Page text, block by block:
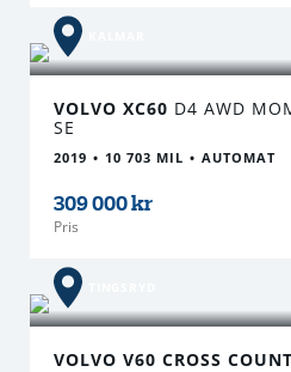
VOLVO XC60 D4 AWD
SE
2019 10 703 MIL AUTOMAT
309 000 kr
Pris
VOLVO V60 CROSS